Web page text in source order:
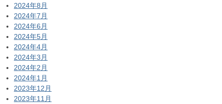
2024年8月
2024年7月
2024年6月
2024年5月
2024年4月
2024年3月
2024年2月
2024年1月
2023年12月
2023年11月